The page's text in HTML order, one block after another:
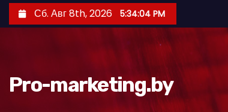
е
Сб. Авг 8th, 2026 5:34:05 PM
Pro-marketing.by